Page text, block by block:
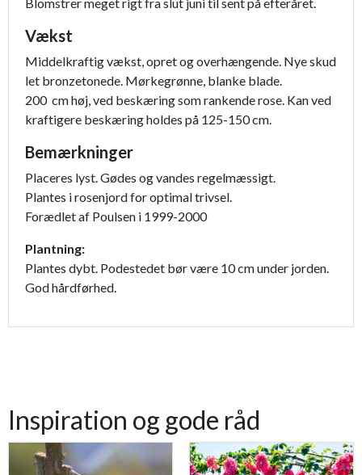
Vækst
Middelkraftig vækst, opret og overhængende. Nye skud
let bronzetonede. Mørkegrønne, blanke blade.
200 cm høj, ved beskæring som rankende rose. Kan ved
kraftigere beskæring holdes på 125-150 cm.
Bemærkninger
Placeres lyst. Gødes og vandes regelmæssigt.
Plantes i rosenjord for optimal trivsel.
Forædlet af Poulsen i 1999-2000
Plantning:
Plantes dybt. Podestedet bør være 10 cm under jorden.
God hårdførhed.
Inspiration og gode råd